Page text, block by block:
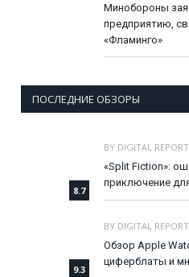
Минобороны
предприятию,
«Фламинго»
ПОСЛЕДНИЕ ОБЗОРЫ
8.7
BY DIGITAL REPORT
«Split Fiction»:
приключение
9.3
BY DIGITAL REPORT
Обзор Apple
циферблаты и